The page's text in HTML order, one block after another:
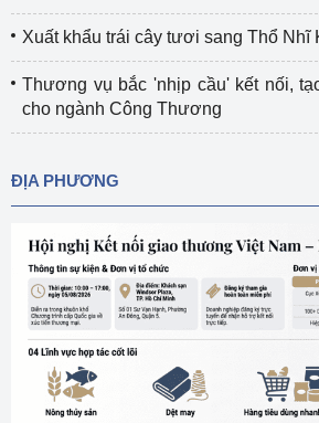
Xuất khẩu trái cây tươi sang Thổ Nhĩ
Thương vụ bắc 'nhịp cầu' kết nối,
cho ngành Công Thương
ĐỊA PHƯƠNG